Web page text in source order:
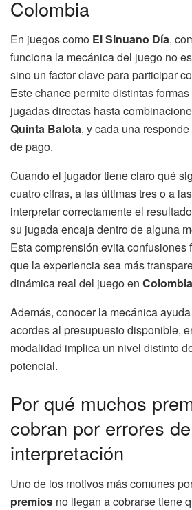
Colombia
En juegos como El Sinuano Día,
funciona la mecánica del juego no
sino un factor clave para participar
Este chance permite distintas
jugadas directas hasta
Quinta Balota, y cada una
de pago.
Cuando el jugador tiene claro qué
cuatro cifras, a las últimas tres o a
interpretar correctamente el
su jugada encaja dentro de alguna
Esta comprensión evita confusiones
que la experiencia sea más
dinámica real del juego en Colombia
Además, conocer la mecánica
acordes al presupuesto disponible,
modalidad implica un nivel distinto
potencial.
Por qué muchos
cobran por errores de
interpretación
Uno de los motivos más comunes
premios no llegan a cobrarse tiene